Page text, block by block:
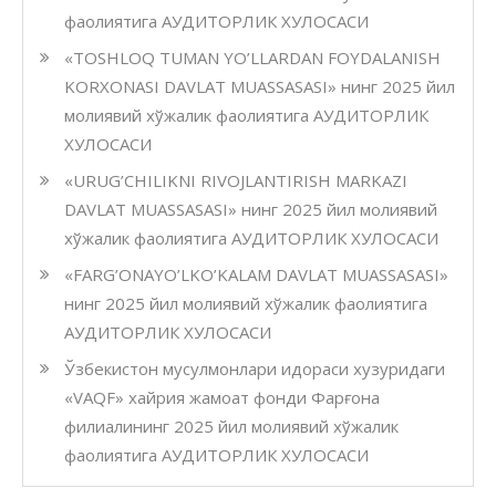
фаолиятига АУДИТОРЛИК ХУЛОСАСИ
«TOSHLOQ TUMAN YO’LLARDAN FOYDALANISH
KORXONASI DAVLAT MUASSASASI» нинг 2025 йил
молиявий хўжалик фаолиятига АУДИТОРЛИК
ХУЛОСАСИ
«URUG’CHILIKNI RIVOJLANTIRISH MARKAZI
DAVLAT MUASSASASI» нинг 2025 йил молиявий
хўжалик фаолиятига АУДИТОРЛИК ХУЛОСАСИ
«FARG’ONAYO’LKO’KALAM DAVLAT MUASSASASI»
нинг 2025 йил молиявий хўжалик фаолиятига
АУДИТОРЛИК ХУЛОСАСИ
Ўзбекистон мусулмонлари идораси хузуридаги
«VAQF» хайрия жамоат фонди Фарғона
филиалининг 2025 йил молиявий хўжалик
фаолиятига АУДИТОРЛИК ХУЛОСАСИ